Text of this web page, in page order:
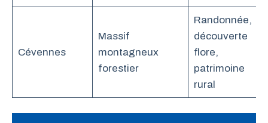
Cévennes
Massif
montagneux
forestier
Randonnée,
découverte
flore,
patrimoine
rural